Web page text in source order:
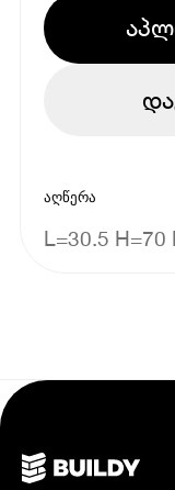
აღწერა
L=30.5 H=70